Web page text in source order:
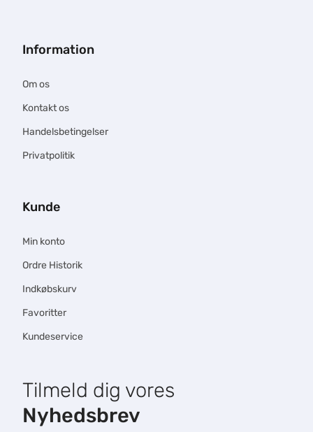
Information
Om os
Kontakt os
Handelsbetingelser
Privatpolitik
Kunde
Min konto
Ordre Historik
Indkøbskurv
Favoritter
Kundeservice
Tilmeld dig vores
Nyhedsbrev